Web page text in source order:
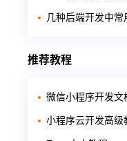
几种后端开发中常
推荐教程
微信小程序开发文
小程序云开发高级